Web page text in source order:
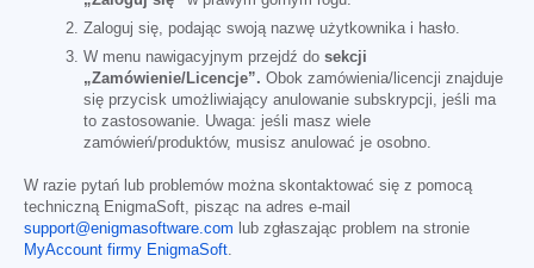
Zaloguj się, podając swoją nazwę użytkownika i hasło.
W menu nawigacyjnym przejdź do sekcji
„Zamówienie/Licencje”. Obok zamówienia/licencji znajduje
się przycisk umożliwiający anulowanie subskrypcji, jeśli ma
to zastosowanie. Uwaga: jeśli masz wiele
zamówień/produktów, musisz anulować je osobno.
W razie pytań lub problemów można skontaktować się z pomocą
techniczną EnigmaSoft, pisząc na adres e-mail
support@enigmasoftware.com lub zgłaszając problem na stronie
MyAccount firmy EnigmaSoft.